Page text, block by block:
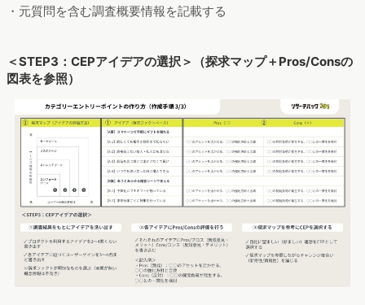
・元質問を含む調査概要情報を記載する
＜STEP3：CEPアイデアの選択＞（探求マップ＋Pros/Consの
図表を参照）